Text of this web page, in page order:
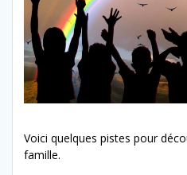
Voici quelques pistes pour
famille.